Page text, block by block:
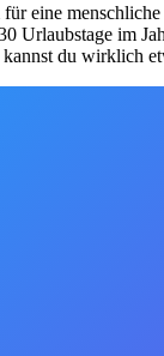
eine
Urlaubstage im
du wirklich